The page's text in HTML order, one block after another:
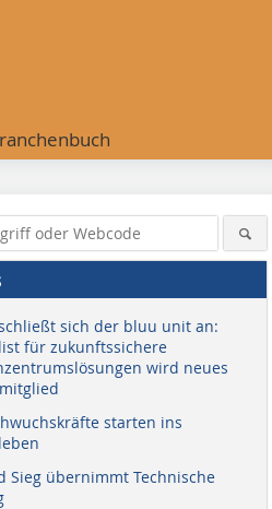
sich der bluu unit an:
für zukunftssichere
wird neues
starten ins
Sieg übernimmt Technische